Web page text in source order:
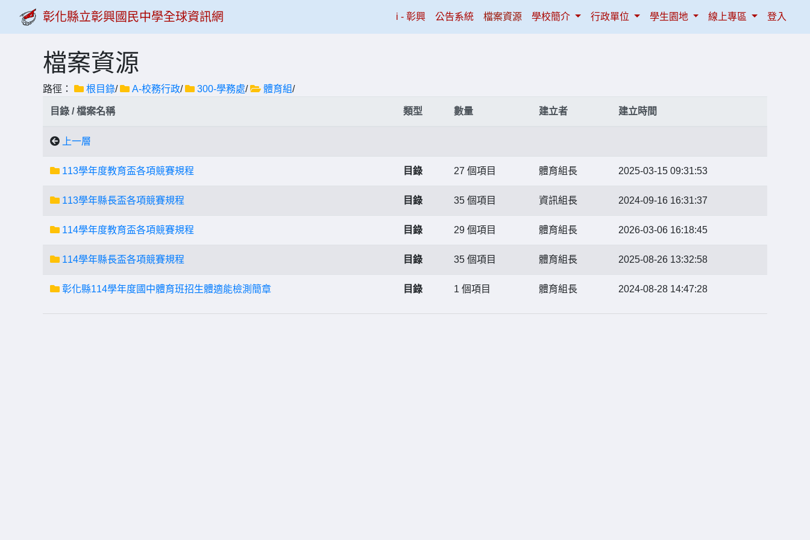
彰化縣立彰興國民中學全球資訊網 i - 彰興(current)
公告系統 檔案資源 學校簡介 行政單位 學生園地 線上專區 登入
檔案資源
路徑： 根目錄/ A-校務行政/ 300-學務處/ 體育組/
目錄 / 檔案名稱 類型 數量 建立者 建立時間
上一層
113學年度教育盃各項競賽規程 目錄 27 個項目 體育組長 2025-03-15 09:31:53
113學年縣長盃各項競賽規程 目錄 35 個項目 資訊組長 2024-09-16 16:31:37
114學年度教育盃各項競賽規程 目錄 29 個項目 體育組長 2026-03-06 16:18:45
114學年縣長盃各項競賽規程 目錄 35 個項目 體育組長 2025-08-26 13:32:58
彰化縣114學年度國中體育班招生體適能檢測簡章 目錄 1 個項目 體育組長 2024-08-28 14:47:28